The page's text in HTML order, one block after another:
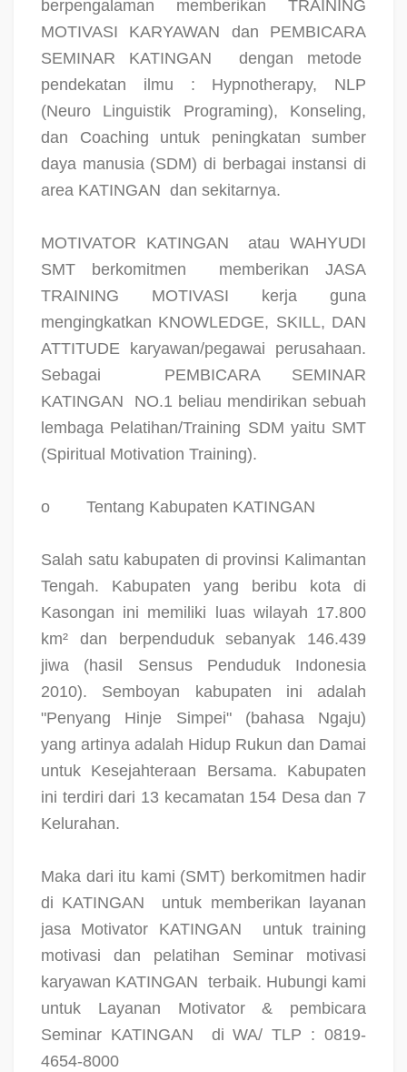
berpengalaman memberikan TRAINING
MOTIVASI KARYAWAN dan PEMBICARA
SEMINAR KATINGAN
dengan metode
pendekatan ilmu : Hypnotherapy, NLP
(Neuro Linguistik Programing), Konseling,
dan Coaching untuk peningkatan sumber
daya manusia (SDM) di berbagai instansi di
area KATINGAN dan sekitarnya.
MOTIVATOR KATINGAN
atau WAHYUDI
SMT berkomitmen
memberikan JASA
TRAINING MOTIVASI kerja guna
mengingkatkan KNOWLEDGE, SKILL, DAN
ATTITUDE karyawan/pegawai perusahaan.
Sebagai
PEMBICARA SEMINAR
KATINGAN
NO.1 beliau mendirikan sebuah
lembaga Pelatihan/Training SDM yaitu SMT
(Spiritual Motivation Training).
o Tentang Kabupaten KATINGAN
Salah satu kabupaten di provinsi Kalimantan
Tengah. Kabupaten yang beribu kota di
Kasongan ini memiliki luas wilayah 17.800
km² dan berpenduduk sebanyak 146.439
jiwa (hasil Sensus Penduduk Indonesia
2010). Semboyan kabupaten ini adalah
"Penyang Hinje Simpei" (bahasa Ngaju)
yang artinya adalah Hidup Rukun dan Damai
untuk Kesejahteraan Bersama. Kabupaten
ini terdiri dari 13 kecamatan 154 Desa dan 7
Kelurahan.
Maka dari itu kami (SMT) berkomitmen hadir
di KATINGAN
untuk memberikan layanan
jasa Motivator KATINGAN
untuk training
motivasi dan pelatihan Seminar motivasi
karyawan KATINGAN terbaik. Hubungi kami
untuk Layanan Motivator & pembicara
Seminar KATINGAN
di WA/ TLP : 0819-
4654-8000